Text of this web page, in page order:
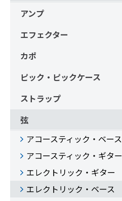
アンプ
エフェクター
カポ
ピック・ピックケース
ストラップ
弦
アコースティック・ベース
アコースティック・ギター
エレクトリック・ギター
エレクトリック・ベース